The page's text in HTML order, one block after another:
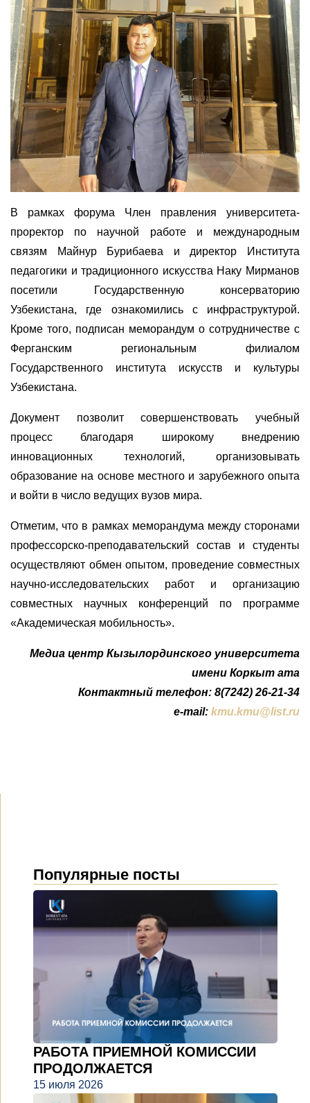
В рамках форума Член правления университета-
проректор по научной работе и международным
связям Майнур Бурибаева и директор Института
педагогики и традиционного искусства Наку Мирманов
посетили Государственную консерваторию
Узбекистана, где ознакомились с инфраструктурой.
Кроме того, подписан меморандум о сотрудничестве с
Ферганским региональным филиалом
Государственного института искусств и культуры
Узбекистана.
Документ позволит совершенствовать учебный
процесс благодаря широкому внедрению
инновационных технологий, организовывать
образование на основе местного и зарубежного опыта
и войти в число ведущих вузов мира.
Отметим, что в рамках меморандума между сторонами
профессорско-преподавательский состав и студенты
осуществляют обмен опытом, проведение совместных
научно-исследовательских работ и организацию
совместных научных конференций по программе
«Академическая мобильность».
Медиа центр Кызылординского университета
имени Коркыт ата
Контактный телефон: 8(7242) 26-21-34
e-mail: kmu.kmu@list.ru
Популярные посты
РАБОТА ПРИЕМНОЙ КОМИССИИ
ПРОДОЛЖАЕТСЯ
15 июля 2026